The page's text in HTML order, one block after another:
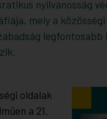
nyilvánosság
mely a
legfontosabb
oldalak
a 21.